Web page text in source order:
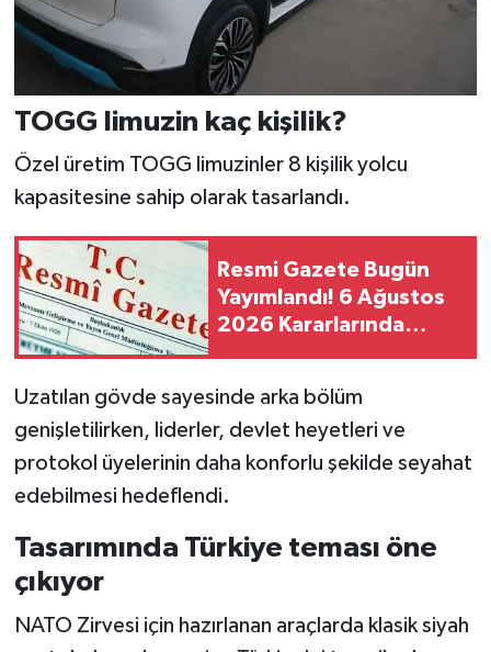
TOGG limuzin kaç kişilik?
Özel üretim TOGG limuzinler 8 kişilik yolcu
kapasitesine sahip olarak tasarlandı.
Resmi Gazete Bugün
Yayımlandı! 6 Ağustos
2026 Kararlarında
Uzatılan gövde sayesinde arka bölüm
genişletilirken, liderler, devlet heyetleri ve
protokol üyelerinin daha konforlu şekilde seyahat
edebilmesi hedeflendi.
Tasarımında Türkiye teması öne
çıkıyor
NATO Zirvesi için hazırlanan araçlarda klasik siyah